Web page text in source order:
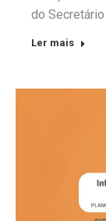
do Secretário
Ler mais